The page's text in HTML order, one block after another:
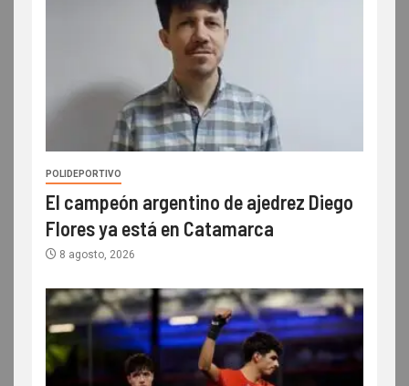
POLIDEPORTIVO
El campeón argentino de ajedrez Diego
Flores ya está en Catamarca
8 agosto, 2026